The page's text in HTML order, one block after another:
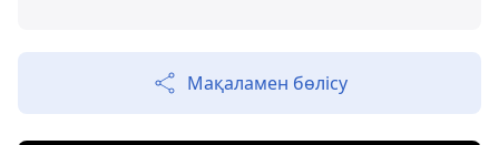
Мақаламен бөлісу